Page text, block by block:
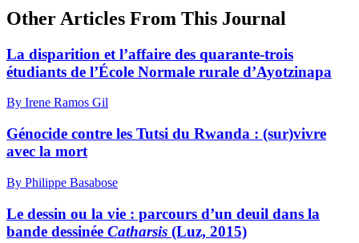
Other Articles From This Journal
La disparition et l’affaire des quarante-trois
étudiants de l’École Normale rurale d’Ayotzinapa
By Irene Ramos Gil
Génocide contre les Tutsi du Rwanda : (sur)vivre
avec la mort
By Philippe Basabose
Le dessin ou la vie : parcours d’un deuil dans la
bande dessinée Catharsis (Luz, 2015)